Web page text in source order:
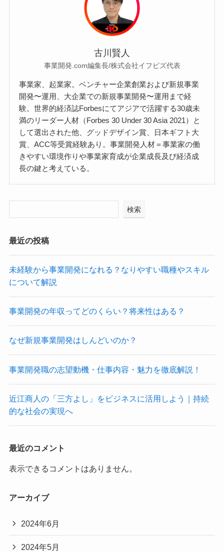
古川賢人
事業開発.com編集長/株式会社イフビズ代表
事業家、起業家。ベンチャー企業創業および新規事業
開発〜運用、大企業での新規事業開発〜運用まで経
験。世界的経済誌Forbesにてアジアで活躍する30歳未
満のリーダー人材（Forbes 30 Under 30 Asia 2021）と
して選出された他、グッドデザイン賞、日本ギフト大
賞、ACC等受賞経験あり。事業開発人材＝事業家の働
きやすい環境作りや事業家育成が企業成長及び経済成
長の鍵と考えている。
検索
最近の投稿
未経験から事業開発になれる？なりやすい職種やスキル
について解説
事業開発の年収ってどのくらい？将来性はある？
なぜ新規事業開発はしんどいのか？
事業開発職の志望動機・仕事内容・魅力を徹底解説！
近江商人の「三方よし」をビジネスに活用しよう｜持続
的な社会の実現へ
最近のコメント
表示できるコメントはありません。
アーカイブ
2024年6月
2024年5月